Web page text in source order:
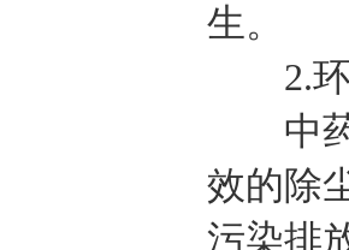
生。
2.环
中药
效的除
污染排